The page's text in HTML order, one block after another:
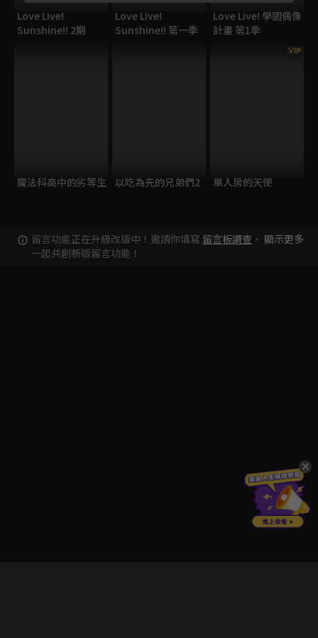
Love Live!
Sunshine!! 2期
Love Live!
Sunshine!! 第一季
Love Live! 學園偶像
計畫 第1季
魔法科高中的劣等生 以吃為先的兄弟們2
VIP
單人房的天使
留言功能正在升級改版中！邀請你填寫 留言板調查 ，
一起共創新版留言功能！
顯示更多